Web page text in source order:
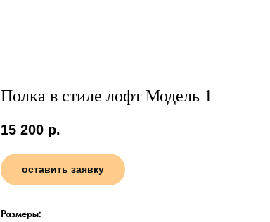
Полка в стиле лофт Модель 1
15 200 р.
оставить заявку
Размеры: